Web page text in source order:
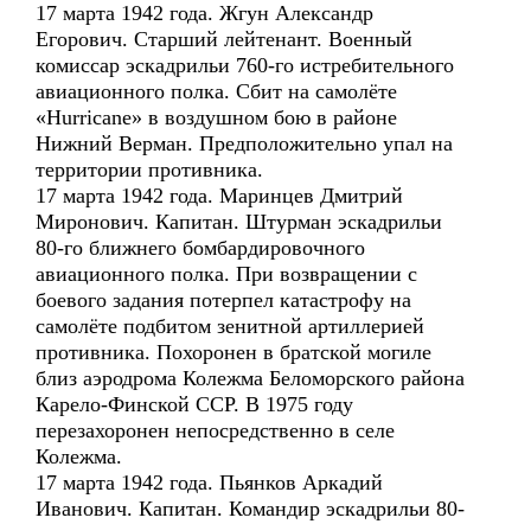
17 марта 1942 года. Жгун Александр
Егорович. Старший лейтенант. Военный
комиссар эскадрильи 760-го истребительного
авиационного полка. Сбит на самолёте
«Hurricane» в воздушном бою в районе
Нижний Верман. Предположительно упал на
территории противника.
17 марта 1942 года. Маринцев Дмитрий
Миронович. Капитан. Штурман эскадрильи
80-го ближнего бомбардировочного
авиационного полка. При возвращении с
боевого задания потерпел катастрофу на
самолёте подбитом зенитной артиллерией
противника. Похоронен в братской могиле
близ аэродрома Колежма Беломорского района
Карело-Финской ССР. В 1975 году
перезахоронен непосредственно в селе
Колежма.
17 марта 1942 года. Пьянков Аркадий
Иванович. Капитан. Командир эскадрильи 80-